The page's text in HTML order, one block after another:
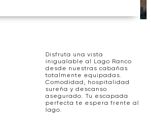
Disfruta una vista
inigualable al Lago Ranco
desde nuestras cabañas
totalmente equipadas.
Comodidad, hospitalidad
sureña y descanso
asegurado. Tu escapada
perfecta te espera frente al
lago.